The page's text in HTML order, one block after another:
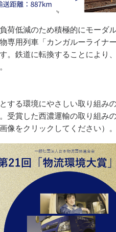
荷低減のため積極的にモーダ
専用列車「カンガルーライナ
。鉄道に転換することにより
する環境にやさしい取り組み
受賞した西濃運輸の取り組み
像をクリックしてください）